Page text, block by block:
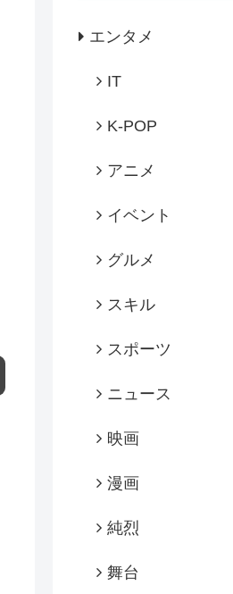
エンタメ
IT
K-POP
アニメ
イベント
グルメ
スキル
スポーツ
ニュース
映画
漫画
純烈
舞台